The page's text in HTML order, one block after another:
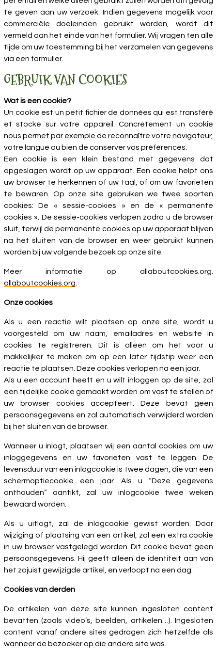
te geven aan uw verzoek. Indien gegevens mogelijk voor
commerciële doeleinden gebruikt worden, wordt dit
vermeld aan het einde van het formulier. Wij vragen ten alle
tijde om uw toestemming bij het verzamelen van gegevens
via een formulier.
GEBRUIK VAN COOKIES
Wat is een cookie?
Un cookie est un petit fichier de données qui est transféré
et stocké sur votre appareil. Concrètement un cookie
nous permet par exemple de reconnaître votre navigateur,
votre langue ou bien de conserver vos préférences.
Een cookie is een klein bestand met gegevens dat
opgeslagen wordt op uw apparaat. Een cookie helpt ons
uw browser te herkennen of uw taal, of om uw favorieten
te bewaren. Op onze site gebruiken we twee soorten
cookies: De « sessie-cookies » en de « permanente
cookies ». De sessie-cookies verlopen zodra u de browser
sluit, terwijl de permanente cookies op uw apparaat blijven
na het sluiten van de browser en weer gebruikt kunnen
worden bij uw volgende bezoek op onze site.
Meer informatie op allaboutcookies.org.
allaboutcookies.org
Onze cookies
Als u een reactie wilt plaatsen op onze site, wordt u
voorgesteld om uw naam, emailadres en website in
cookies te registreren. Dit is alleen om het voor u
makkelijker te maken om op een later tijdstip weer een
reactie te plaatsen. Deze cookies verlopen na een jaar.
Als u een account heeft en u wilt inloggen op de site, zal
een tijdelijke cookie gemaakt worden om vast te stellen of
uw browser cookies accepteert. Deze bevat geen
persoonsgegevens en zal automatisch verwijderd worden
bij het sluiten van de browser.
Wanneer u inlogt, plaatsen wij een aantal cookies om uw
inloggegevens en uw favorieten vast te leggen. De
levensduur van een inlogcookie is twee dagen, die van een
schermoptiecookie een jaar. Als u “Deze gegevens
onthouden” aantikt, zal uw inlogcookie twee weken
bewaard worden.
Als u uitlogt, zal de inlogcookie gewist worden. Door
wijziging of plaatsing van een artikel, zal een extra cookie
in uw browser vastgelegd worden. Dit cookie bevat geen
persoonsgegevens. Hij geeft alleen de identiteit aan van
het zojuist gewijzigde artikel, en verloopt na een dag.
Cookies van derden
De artikelen van deze site kunnen ingesloten content
bevatten (zoals video’s, beelden, artikelen…). Ingesloten
content vanaf andere sites gedragen zich hetzelfde als
wanneer de bezoeker op die andere site was.